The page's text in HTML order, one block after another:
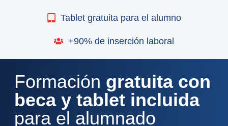
Tablet gratuita para el alumno
+90% de inserción laboral
Formación gratuita con
beca y tablet incluida
para el alumnado